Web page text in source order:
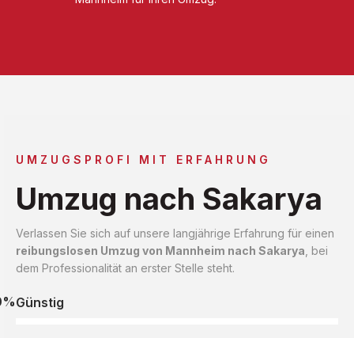
UMZUGSPROFI MIT ERFAHRUNG
Umzug nach Sakarya
Verlassen Sie sich auf unsere langjährige Erfahrung für einen
reibungslosen Umzug von Mannheim nach Sakarya , bei
dem Professionalität an erster Stelle steht.
Günstig